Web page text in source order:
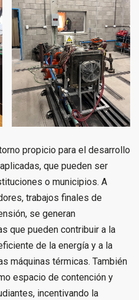
propicio para el desarrollo
que pueden ser
o municipios. A
trabajos finales de
se generan
que pueden contribuir a la
de la energía y a la
máquinas térmicas. También
espacio de contención y
incentivando la